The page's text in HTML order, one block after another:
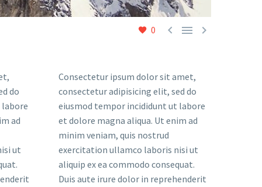
0   
do
ad
ut
Consectetur ipsum dolor sit amet,
consectetur adipisicing elit, sed do
eiusmod tempor incididunt ut labore
et dolore magna aliqua. Ut enim ad
minim veniam, quis nostrud
exercitation ullamco laboris nisi ut
aliquip ex ea commodo consequat.
Duis aute irure dolor in reprehenderit